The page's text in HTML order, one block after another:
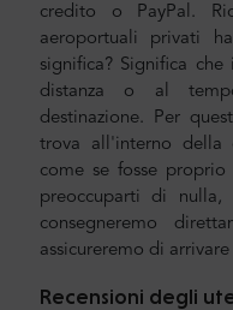
credito o PayPal.
aeroportuali privati
significa? Significa
distanza o al
destinazione. Per
trova all'interno della
come se fosse
preoccuparti di
consegneremo
assicureremo di
Recensioni degli